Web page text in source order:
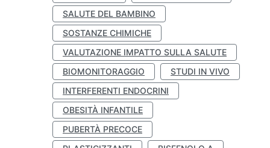
SALUTE DEL BAMBINO
SOSTANZE CHIMICHE
VALUTAZIONE IMPATTO SULLA SALUTE
BIOMONITORAGGIO
STUDI IN VIVO
INTERFERENTI ENDOCRINI
OBESITÀ INFANTILE
PUBERTÀ PRECOCE